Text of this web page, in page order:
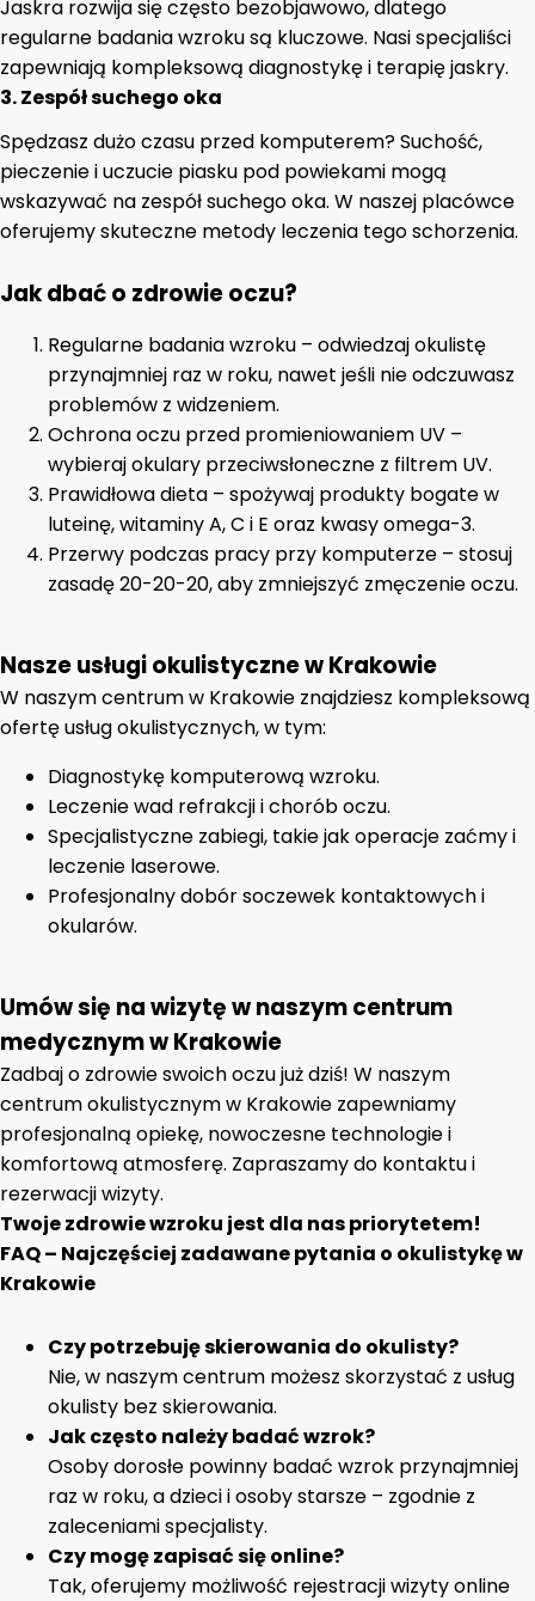
Jaskra rozwija się często bezobjawowo, dlatego
regularne badania wzroku są kluczowe. Nasi specjaliści
zapewniają kompleksową diagnostykę i terapię jaskry.
3.Zespół suchego oka
Spędzasz dużo czasu przed komputerem? Suchość,
pieczenie i uczucie piasku pod powiekami mogą
wskazywać na zespół suchego oka. W naszej placówce
oferujemy skuteczne metody leczenia tego schorzenia.
Jak dbać o zdrowie oczu?
Regularne badania wzroku – odwiedzaj okulistę
przynajmniej raz w roku, nawet jeśli nie odczuwasz
problemów z widzeniem.
Ochrona oczu przed promieniowaniem UV –
wybieraj okulary przeciwsłoneczne z filtrem UV.
Prawidłowa dieta – spożywaj produkty bogate w
luteinę, witaminy A, C i E oraz kwasy omega-3.
Przerwy podczas pracy przy komputerze – stosuj
zasadę 20-20-20, aby zmniejszyć zmęczenie oczu.
Nasze usługi okulistyczne w Krakowie
W naszym centrum w Krakowie znajdziesz kompleksową
ofertę usług okulistycznych, w tym:
Diagnostykę komputerową wzroku.
Leczenie wad refrakcji i chorób oczu.
Specjalistyczne zabiegi, takie jak operacje zaćmy i
leczenie laserowe.
Profesjonalny dobór soczewek kontaktowych i
okularów.
Umów się na wizytę w naszym centrum
medycznym w Krakowie
Zadbaj o zdrowie swoich oczu już dziś! W naszym
centrum okulistycznym w Krakowie zapewniamy
profesjonalną opiekę, nowoczesne technologie i
komfortową atmosferę. Zapraszamy do kontaktu i
rezerwacji wizyty.
Twoje zdrowie wzroku jest dla nas priorytetem!
FAQ – Najczęściej zadawane pytania o okulistykę w
Krakowie
Czy potrzebuję skierowania do okulisty?
Nie, w naszym centrum możesz skorzystać z usług
okulisty bez skierowania.
Jak często należy badać wzrok?
Osoby dorosłe powinny badać wzrok przynajmniej
raz w roku, a dzieci i osoby starsze – zgodnie z
zaleceniami specjalisty.
Czy mogę zapisać się online?
Tak, oferujemy możliwość rejestracji wizyty online